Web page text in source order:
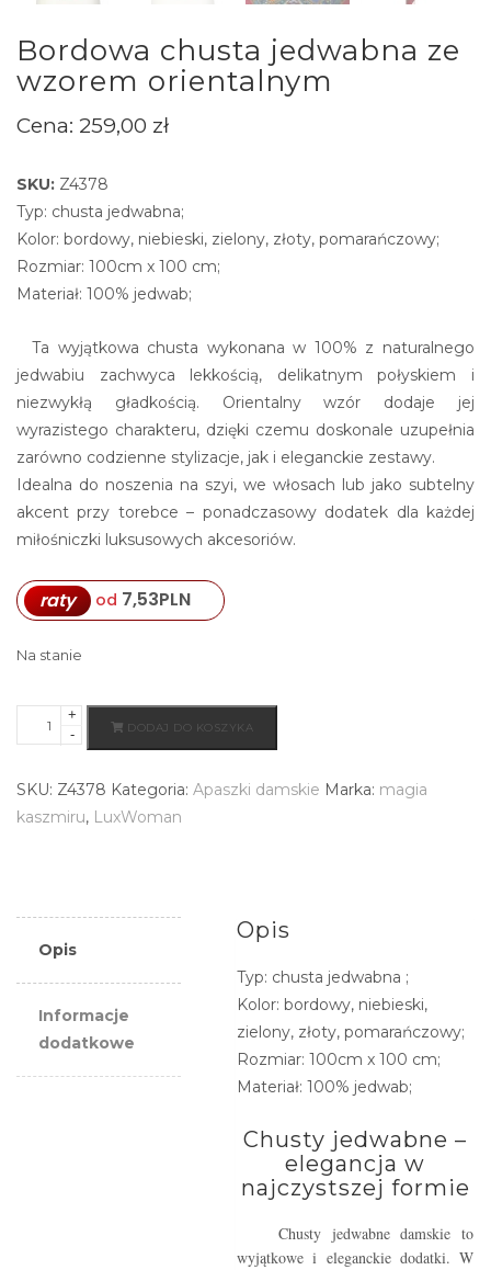
Bordowa chusta jedwabna ze
wzorem orientalnym
Cena: 259,00 zł
SKU: Z4378
Typ: chusta jedwabna;
Kolor: bordowy, niebieski, zielony, złoty, pomarańczowy;
Rozmiar: 100cm x 100 cm;
Materiał: 100% jedwab;
Ta wyjątkowa chusta wykonana w 100% z naturalnego
jedwabiu zachwyca lekkością, delikatnym połyskiem i
niezwykłą gładkością. Orientalny wzór dodaje jej
wyrazistego charakteru, dzięki czemu doskonale uzupełnia
zarówno codzienne stylizacje, jak i eleganckie zestawy.
Idealna do noszenia na szyi, we włosach lub jako subtelny
akcent przy torebce – ponadczasowy dodatek dla każdej
miłośniczki luksusowych akcesoriów.
raty od 7,53PLN
Na stanie
ilość
Bordowa
jedwabna
ze
+
-
DODAJ DO KOSZYKA
SKU: Z4378 Kategoria: Apaszki damskie Marka: magia
kaszmiru, LuxWoman
Opis
Informacje
dodatkowe
Opis
Typ: chusta jedwabna ;
Kolor: bordowy, niebieski,
zielony, złoty, pomarańczowy;
Rozmiar: 100cm x 100 cm;
Materiał: 100% jedwab;
Chusty jedwabne –
elegancja w
najczystszej formie
Chusty jedwabne damskie to
wyjątkowe i eleganckie dodatki. W